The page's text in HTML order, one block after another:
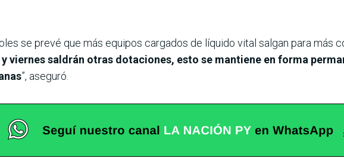
se prevé que más equipos cargados de líquido vital salgan para más
viernes saldrán otras dotaciones, esto se mantiene en forma
”, aseguró.